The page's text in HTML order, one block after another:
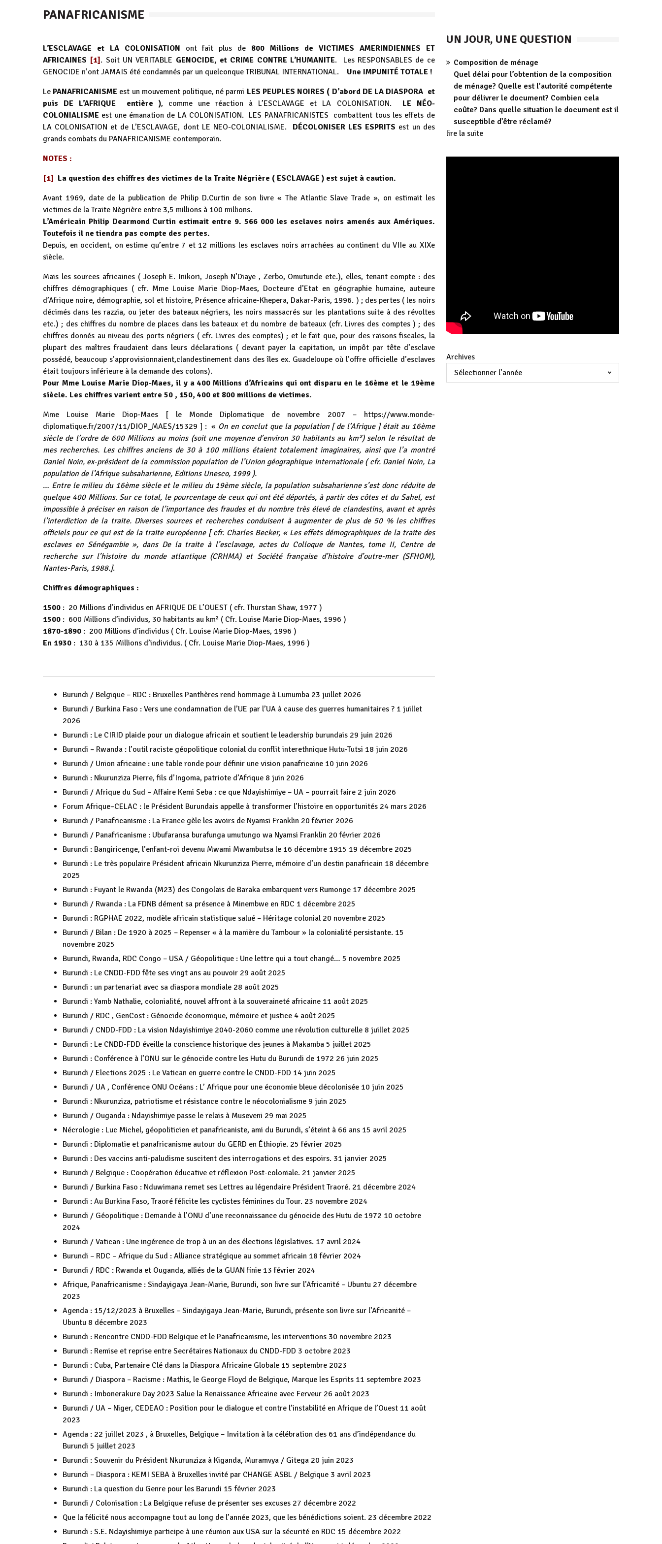
PANAFRICANISME
L’ESCLAVAGE et LA COLONISATION ont fait plus de 800 Millions de VICTIMES AMERINDIENNES ET
AFRICAINES [1]. Soit UN VERITABLE GENOCIDE, et CRIME CONTRE L’HUMANITE. Les RESPONSABLES de ce
GENOCIDE n’ont JAMAIS été condamnés par un quelconque TRIBUNAL INTERNATIONAL. Une IMPUNITÉ TOTALE !
Le PANAFRICANISME est un mouvement politique, né parmi LES PEUPLES NOIRES ( D’abord DE LA DIASPORA et
puis DE L’AFRIQUE entière ), comme une réaction à L’ESCLAVAGE et LA COLONISATION.
LE NÉO-
COLONIALISME est une émanation de LA COLONISATION. LES PANAFRICANISTES combattent tous les effets de
LA COLONISATION et de L’ESCLAVAGE, dont LE NEO-COLONIALISME. DÉCOLONISER LES ESPRITS est un des
grands combats du PANAFRICANISME contemporain.
NOTES :
[1] La question des chiffres des victimes de la Traite Négrière ( ESCLAVAGE ) est sujet à caution.
Avant 1969, date de la publication de Philip D.Curtin de son livre « The Atlantic Slave Trade », on estimait les
victimes de la Traite Nègrière entre 3,5 millions à 100 millions.
L’Américain Philip Dearmond Curtin estimait entre 9. 566 000 les esclaves noirs amenés aux Amériques.
Toutefois il ne tiendra pas compte des pertes.
Depuis, en occident, on estime qu’entre 7 et 12 millions les esclaves noirs arrachées au continent du VIIe au XIXe
siècle.
Mais les sources africaines ( Joseph E. Inikori, Joseph N’Diaye , Zerbo, Omutunde etc.), elles, tenant compte : des
chiffres démographiques ( cfr. Mme Louise Marie Diop-Maes, Docteure d’Etat en géographie humaine, auteure
d’Afrique noire, démographie, sol et histoire, Présence africaine-Khepera, Dakar-Paris, 1996. ) ; des pertes ( les noirs
décimés dans les razzia, ou jeter des bateaux négriers, les noirs massacrés sur les plantations suite à des révoltes
etc.) ; des chiffres du nombre de places dans les bateaux et du nombre de bateaux (cfr. Livres des comptes ) ; des
chiffres donnés au niveau des ports négriers ( cfr. Livres des comptes) ; et le fait que, pour des raisons fiscales, la
plupart des maîtres fraudaient dans leurs déclarations ( devant payer la capitation, un impôt par tête d’esclave
possédé, beaucoup s’approvisionnaient,clandestinement dans des îles ex. Guadeloupe où l’offre officielle d’esclaves
était toujours inférieure à la demande des colons).
Pour Mme Louise Marie Diop-Maes, il y a 400 Millions d’Africains qui ont disparu en le 16ème et le 19ème
siècle. Les chiffres varient entre 50 , 150, 400 et 800 millions de victimes.
Mme Louise Marie Diop-Maes [ le Monde Diplomatique de novembre 2007 – https://www.monde-
diplomatique.fr/2007/11/DIOP_MAES/15329 ] : « On en conclut que la population [ de l’Afrique ] était au 16ème
siècle de l’ordre de 600 Millions au moins (soit une moyenne d’environ 30 habitants au km²) selon le résultat de
mes recherches. Les chiffres anciens de 30 à 100 millions étaient totalement imaginaires, ainsi que l’a montré
Daniel Noin, ex-président de la commission population de l’Union géographique internationale ( cfr. Daniel Noin, La
population de l’Afrique subsaharienne, Editions Unesco, 1999 ).
… Entre le milieu du 16ème siècle et le milieu du 19ème siècle, la population subsaharienne s’est donc réduite de
quelque 400 Millions. Sur ce total, le pourcentage de ceux qui ont été déportés, à partir des côtes et du Sahel, est
impossible à préciser en raison de l’importance des fraudes et du nombre très élevé de clandestins, avant et après
l’interdiction de la traite. Diverses sources et recherches conduisent à augmenter de plus de 50 % les chiffres
officiels pour ce qui est de la traite européenne [ cfr. Charles Becker, « Les effets démographiques de la traite des
esclaves en Sénégambie », dans De la traite à l’esclavage, actes du Colloque de Nantes, tome II, Centre de
recherche sur l’histoire du monde atlantique (CRHMA) et Société française d’histoire d’outre-mer (SFHOM),
Nantes-Paris, 1988.].
Chiffres démographiques :
1500 : 20 Millions d’individus en AFRIQUE DE L’OUEST ( cfr. Thurstan Shaw, 1977 )
1500 : 600 Millions d’individus, 30 habitants au km² ( Cfr. Louise Marie Diop-Maes, 1996 )
1870-1890 : 200 Millions d’individus ( Cfr. Louise Marie Diop-Maes, 1996 )
En 1930 : 130 à 135 Millions d’individus. ( Cfr. Louise Marie Diop-Maes, 1996 )
Burundi / Belgique – RDC : Bruxelles Panthères rend hommage à Lumumba 23 juillet 2026
Burundi / Burkina Faso : Vers une condamnation de l’UE par l’UA à cause des guerres humanitaires ? 1 juillet
2026
Burundi : Le CIRID plaide pour un dialogue africain et soutient le leadership burundais 29 juin 2026
Burundi – Rwanda : l’outil raciste géopolitique colonial du conflit interethnique Hutu-Tutsi 18 juin 2026
Burundi / Union africaine : une table ronde pour définir une vision panafricaine 10 juin 2026
Burundi : Nkurunziza Pierre, fils d’Ingoma, patriote d’Afrique 8 juin 2026
Burundi / Afrique du Sud – Affaire Kemi Seba : ce que Ndayishimiye – UA – pourrait faire 2 juin 2026
Forum Afrique–CELAC : le Président Burundais appelle à transformer l’histoire en opportunités 24 mars 2026
Burundi / Panafricanisme : La France gèle les avoirs de Nyamsi Franklin 20 février 2026
Burundi / Panafricanisme : Ubufaransa burafunga umutungo wa Nyamsi Franklin 20 février 2026
Burundi : Bangiricenge, l’enfant-roi devenu Mwami Mwambutsa le 16 décembre 1915 19 décembre 2025
Burundi : Le très populaire Président africain Nkurunziza Pierre, mémoire d’un destin panafricain 18 décembre
2025
Burundi : Fuyant le Rwanda (M23) des Congolais de Baraka embarquent vers Rumonge 17 décembre 2025
Burundi / Rwanda : La FDNB dément sa présence à Minembwe en RDC 1 décembre 2025
Burundi : RGPHAE 2022, modèle africain statistique salué – Héritage colonial 20 novembre 2025
Burundi / Bilan : De 1920 à 2025 – Repenser « à la manière du Tambour » la colonialité persistante. 15
novembre 2025
Burundi, Rwanda, RDC Congo – USA / Géopolitique : Une lettre qui a tout changé… 5 novembre 2025
Burundi : Le CNDD-FDD fête ses vingt ans au pouvoir 29 août 2025
Burundi : un partenariat avec sa diaspora mondiale 28 août 2025
Burundi : Yamb Nathalie, colonialité, nouvel affront à la souveraineté africaine 11 août 2025
Burundi / RDC , GenCost : Génocide économique, mémoire et justice 4 août 2025
Burundi / CNDD-FDD : La vision Ndayishimiye 2040-2060 comme une révolution culturelle 8 juillet 2025
Burundi : Le CNDD-FDD éveille la conscience historique des jeunes à Makamba 5 juillet 2025
Burundi : Conférence à l’ONU sur le génocide contre les Hutu du Burundi de 1972 26 juin 2025
Burundi / Elections 2025 : Le Vatican en guerre contre le CNDD-FDD 14 juin 2025
Burundi / UA , Conférence ONU Océans : L’ Afrique pour une économie bleue décolonisée 10 juin 2025
Burundi : Nkurunziza, patriotisme et résistance contre le néocolonialisme 9 juin 2025
Burundi / Ouganda : Ndayishimiye passe le relais à Museveni 29 mai 2025
Nécrologie : Luc Michel, géopoliticien et panafricaniste, ami du Burundi, s’éteint à 66 ans 15 avril 2025
Burundi : Diplomatie et panafricanisme autour du GERD en Éthiopie. 25 février 2025
Burundi : Des vaccins anti-paludisme suscitent des interrogations et des espoirs. 31 janvier 2025
Burundi / Belgique : Coopération éducative et réflexion Post-coloniale. 21 janvier 2025
Burundi / Burkina Faso : Nduwimana remet ses Lettres au légendaire Président Traoré. 21 décembre 2024
Burundi : Au Burkina Faso, Traoré félicite les cyclistes féminines du Tour. 23 novembre 2024
Burundi / Géopolitique : Demande à l’ONU d’une reconnaissance du génocide des Hutu de 1972 10 octobre
2024
Burundi / Vatican : Une ingérence de trop à un an des élections législatives. 17 avril 2024
Burundi – RDC – Afrique du Sud : Alliance stratégique au sommet africain 18 février 2024
Burundi / RDC : Rwanda et Ouganda, alliés de la GUAN finie 13 février 2024
Afrique, Panafricanisme : Sindayigaya Jean-Marie, Burundi, son livre sur l’Africanité – Ubuntu 27 décembre
2023
Agenda : 15/12/2023 à Bruxelles – Sindayigaya Jean-Marie, Burundi, présente son livre sur l’Africanité –
Ubuntu 8 décembre 2023
Burundi : Rencontre CNDD-FDD Belgique et le Panafricanisme, les interventions 30 novembre 2023
Burundi : Remise et reprise entre Secrétaires Nationaux du CNDD-FDD 3 octobre 2023
Burundi : Cuba, Partenaire Clé dans la Diaspora Africaine Globale 15 septembre 2023
Burundi / Diaspora – Racisme : Mathis, le George Floyd de Belgique, Marque les Esprits 11 septembre 2023
Burundi : Imbonerakure Day 2023 Salue la Renaissance Africaine avec Ferveur 26 août 2023
Burundi / UA – Niger, CEDEAO : Position pour le dialogue et contre l’instabilité en Afrique de l’Ouest 11 août
2023
Agenda : 22 juillet 2023 , à Bruxelles, Belgique – Invitation à la célébration des 61 ans d’indépendance du
Burundi 5 juillet 2023
Burundi : Souvenir du Président Nkurunziza à Kiganda, Muramvya / Gitega 20 juin 2023
Burundi – Diaspora : KEMI SEBA à Bruxelles invité par CHANGE ASBL / Belgique 3 avril 2023
Burundi : La question du Genre pour les Barundi 15 février 2023
Burundi / Colonisation : La Belgique refuse de présenter ses excuses 27 décembre 2022
Que la félicité nous accompagne tout au long de l’année 2023, que les bénédictions soient. 23 décembre 2022
Burundi : S.E. Ndayishimiye participe à une réunion aux USA sur la sécurité en RDC 15 décembre 2022
UN JOUR, UNE QUESTION
Composition de ménage
Quel délai pour l’obtention de la composition
de ménage? Quelle est l’autorité compétente
pour délivrer le document? Combien cela
coûte? Dans quelle situation le document est il
susceptible d’être réclamé?
lire la suite
Archives